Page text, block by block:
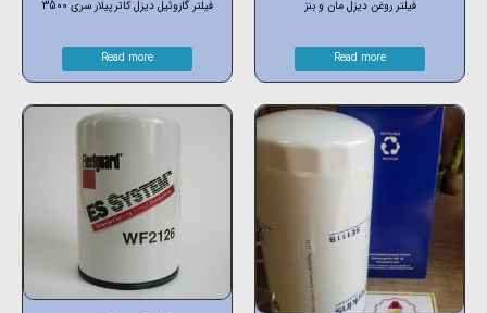
فیلتر روغن دیزل مان و بنز
Read more
فیلتر گازوئیل دیزل کاترپیلار سری 3500
Read more